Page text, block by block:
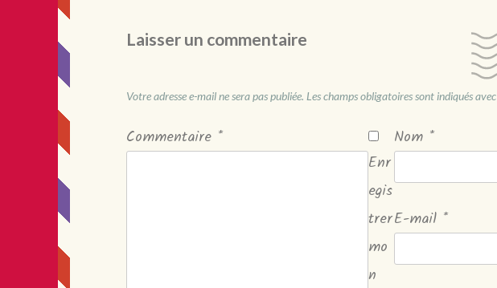
Laisser un commentaire
Votre adresse e-mail ne sera pas publiée. Les champs obligatoires sont indiqués avec
Commentaire * Nom *
E-mail *
Enr
egis
trer
mo
n